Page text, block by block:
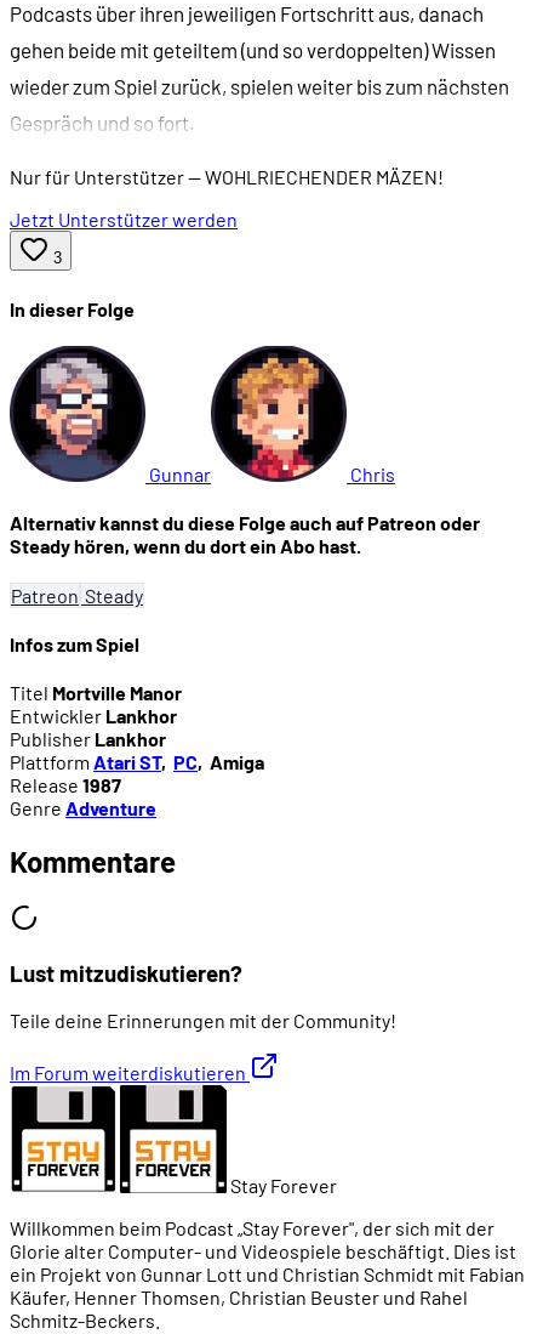
Podcasts über ihren jeweiligen Fortschritt aus, danach
gehen beide mit geteiltem (und so verdoppelten) Wissen
wieder zum Spiel zurück, spielen weiter bis zum nächsten
Gespräch und so fort.
Nur für Unterstützer— WOHLRIECHENDER MÄZEN!
Jetzt Unterstützer werden
3
In dieser Folge
Gunnar Chris
Alternativ kannst du diese Folge auch auf Patreon oder
Steady hören, wenn du dort ein Abo hast.
Patreon Steady
Infos zum Spiel
Titel Mortville Manor
Entwickler Lankhor
Publisher Lankhor
Plattform Atari ST, PC, Amiga
Release 1987
Genre Adventure
Kommentare
Lust mitzudiskutieren?
Teile deine Erinnerungen mit der Community!
Im Forum weiterdiskutieren
Stay Forever
Willkommen beim Podcast „Stay Forever", der sich mit der
Glorie alter Computer- und Videospiele beschäftigt. Dies ist
ein Projekt von Gunnar Lott und Christian Schmidt mit Fabian
Käufer, Henner Thomsen, Christian Beuster und Rahel
Schmitz-Beckers.